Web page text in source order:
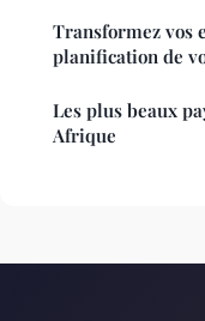
Transformez vos
planification de
Les plus beaux
Afrique